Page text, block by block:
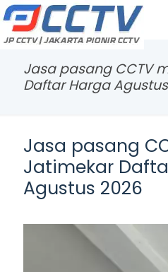
Jasa pasang CCTV
Daftar Harga
Jasa pasang
Jatimekar
Agustus 2026